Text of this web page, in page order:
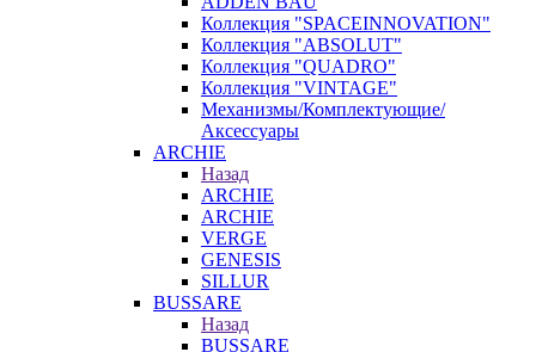
Коллекция "SPACEINNOVATION"
Коллекция "ABSOLUT"
Коллекция "QUADRO"
Коллекция "VINTAGE"
Механизмы/Комплектующие/
Аксессуары
ARCHIE
Назад
ARCHIE
ARCHIE
VERGE
GENESIS
SILLUR
BUSSARE
Назад
BUSSARE